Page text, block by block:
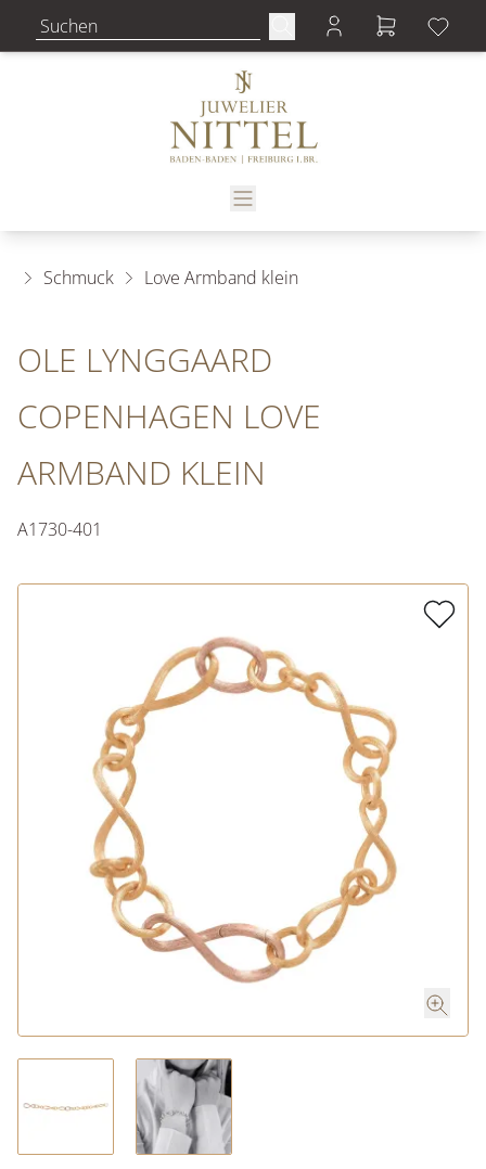
Schmuck Love Armband klein
OLE LYNGGAARD
COPENHAGEN LOVE
ARMBAND KLEIN
A1730-401